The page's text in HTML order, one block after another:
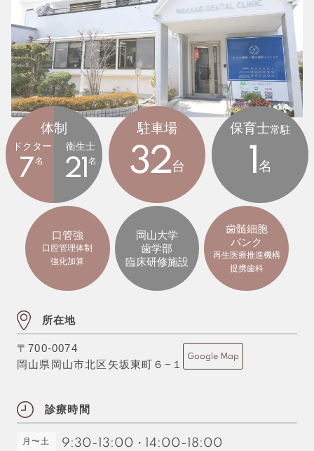
体制
ドクター
7 名
衛生士
21名
駐車場
32台
保育士常駐
1名
口管強
口腔管理体制
強化加算
岡山大学
歯学部
臨床研修施設
歯髄細胞
バンク
再生医療推進機構
提携歯科
所在地
〒700-0074
岡山県岡山市北区矢坂東町６−１
Google Map
診療時間
月〜土 9:30-13:00 ・ 14:00-18:00